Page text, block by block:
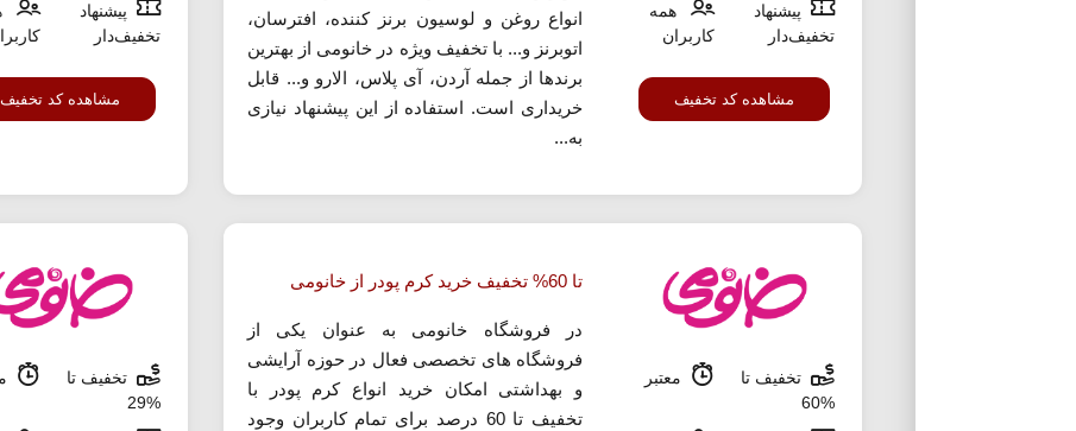
پیشنهاد
تخفیف‌دار
همه
کاربران
مشاهده کد تخفیف
انواع روغن و لوسیون برنز کننده، افترسان،
اتوبرنز و... با تخفیف ویژه در خانومی از بهترین
برندها از جمله آردن، آی پلاس، الارو و... قابل
خریداری است. استفاده از این پیشنهاد نیازی
به...
پیشنهاد
تخفیف‌دار
مشاهده کد تخفیف
تخفیف تا
%60
معتبر
تا 60% تخفیف خرید کرم پودر از خانومی
در فروشگاه خانومی به عنوان یکی از
فروشگاه های تخصصی فعال در حوزه آرایشی
و بهداشتی امکان خرید انواع کرم پودر با
تخفیف تا 60 درصد برای تمام کاربران وجود
تخفیف تا
%29